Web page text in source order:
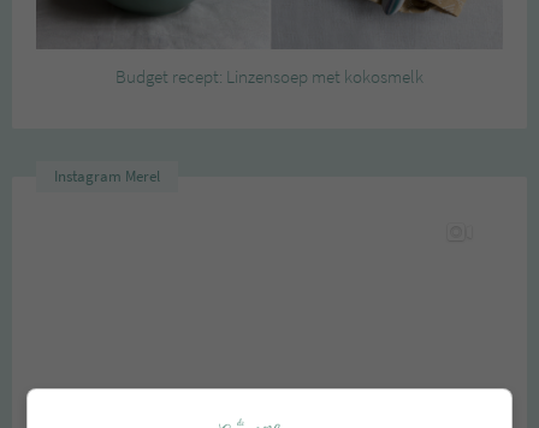
Budget recept: Linzensoep met kokosmelk
Instagram Merel